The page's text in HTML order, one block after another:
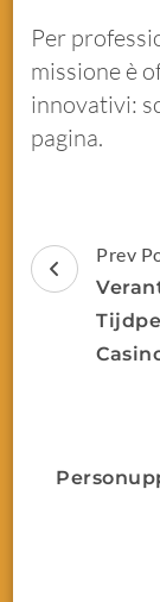
Per
missione è
innovativi:
pagina.
Prev